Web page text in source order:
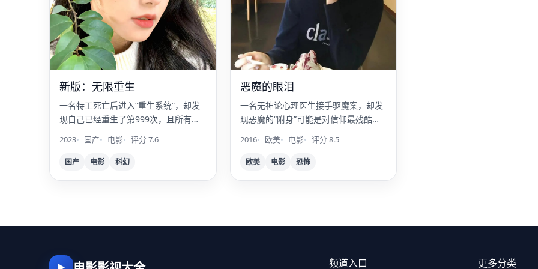
新版：无限重生
一名特工死亡后进入“重生系统”，却发
现自己已经重生了第999次，且所有记
忆都是被植入的。
2023 国产 电影 评分 7.6
国产 电影 科幻
恶魔的眼泪
一名无神论心理医生接手驱魔案，却发
现恶魔的“附身”可能是对信仰最残酷的
2016 欧美 电影 评分 8.5
欧美 电影 恐怖
频道入口 更多分类